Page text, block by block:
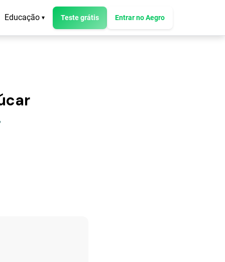
Educação ▾ Teste grátis Entrar no Aegro